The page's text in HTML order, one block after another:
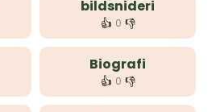
bildsnideri
👍 0 👎
Biografi
👍 0 👎